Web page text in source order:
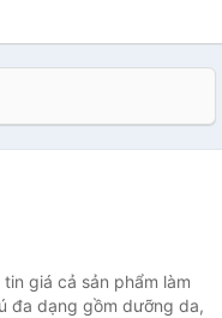
giá cả sản phẩm làm
đa dạng gồm dưỡng da,